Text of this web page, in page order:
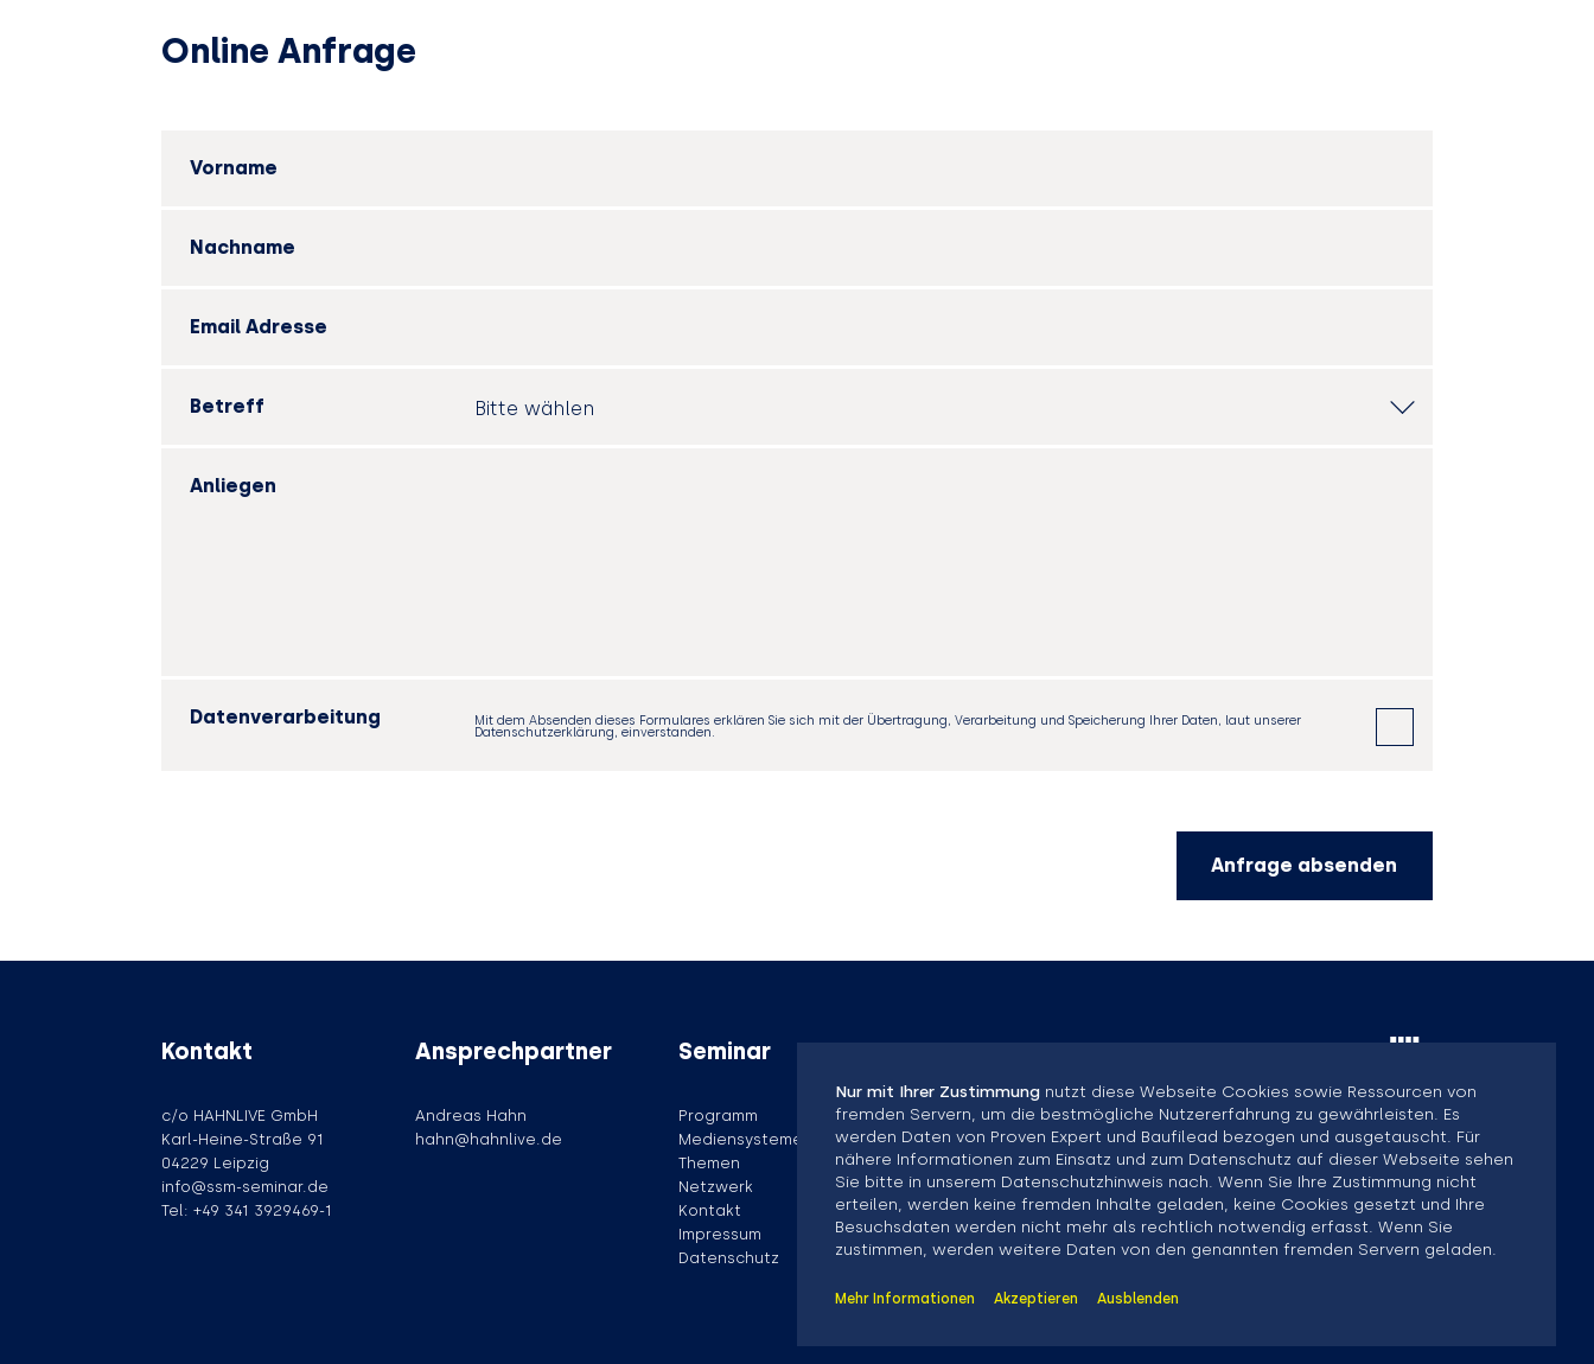
Nur mit Ihrer Zustimmung nutzt diese Webseite Cookies sowie Ressourcen von
fremden Servern, um die bestmögliche Nutzererfahrung zu gewährleisten. Es
werden Daten von Proven Expert und Baufilead bezogen und ausgetauscht. Für
nähere Informationen zum Einsatz und zum Datenschutz auf dieser Webseite sehen
Sie bitte in unserem Datenschutzhinweis nach. Wenn Sie Ihre Zustimmung nicht
erteilen, werden keine fremden Inhalte geladen, keine Cookies gesetzt und Ihre
Besuchsdaten werden nicht mehr als rechtlich notwendig erfasst. Wenn Sie
zustimmen, werden weitere Daten von den genannten fremden Servern geladen.
Mehr Informationen Akzeptieren Ausblenden
Online Anfrage
Vorname
Nachname
Email Adresse
Betreff
Anliegen
Mit dem Absenden dieses Formulares erklären Sie sich mit der Übertragung, Verarbeitung und Speicherung Ihrer Daten, laut unserer
Datenschutzerklärung, einverstanden.
Datenverarbeitung
Anfrage absenden
Kontakt
c/o HAHNLIVE GmbH
Karl-Heine-Straße 91
04229 Leipzig
info@ssm-seminar.de
Tel: +49 341 3929469-1
Ansprechpartner
Andreas Hahn
hahn@hahnlive.de
Seminar
Programm
Mediensysteme
Themen
Netzwerk
Kontakt
Impressum
Datenschutz